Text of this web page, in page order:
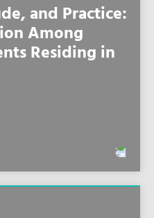
and Practice:
Among
Residing in